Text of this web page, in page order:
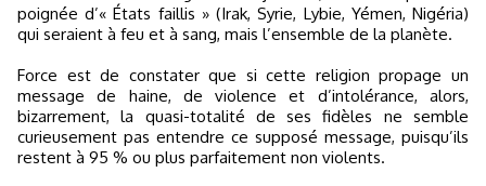
poignée d’« États faillis » (Irak, Syrie, Lybie, Yémen, Nigéria)
qui seraient à feu et à sang, mais l’ensemble de la planète.
Force est de constater que si cette religion propage un
message de haine, de violence et d’intolérance, alors,
bizarrement, la quasi-totalité de ses fidèles ne semble
curieusement pas entendre ce supposé message, puisqu’ils
restent à 95 % ou plus parfaitement non violents.